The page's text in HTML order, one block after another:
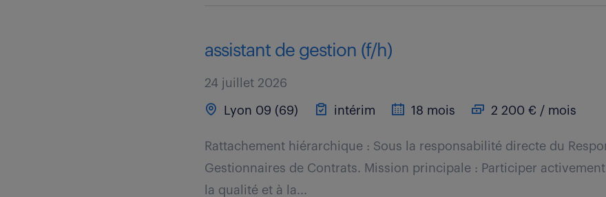
assistant de gestion (f/h)
24 juillet 2026
Lyon 09 (69) intérim 18 mois 2 200 € / mois
Rattachement hiérarchique : Sous la responsabilité directe du
Gestionnaires de Contrats. Mission principale : Participer
la qualité et à la...